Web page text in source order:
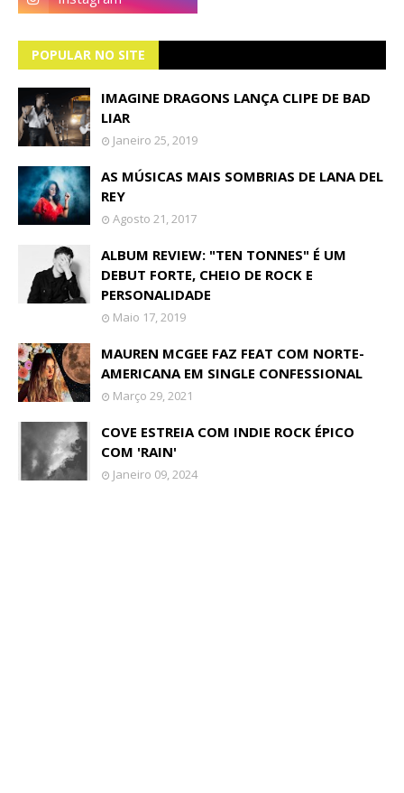
POPULAR NO SITE
IMAGINE DRAGONS LANÇA CLIPE DE BAD
LIAR
Janeiro 25, 2019
AS MÚSICAS MAIS SOMBRIAS DE LANA DEL
REY
Agosto 21, 2017
ALBUM REVIEW: "TEN TONNES" É UM
DEBUT FORTE, CHEIO DE ROCK E
PERSONALIDADE
Maio 17, 2019
MAUREN MCGEE FAZ FEAT COM NORTE-
AMERICANA EM SINGLE CONFESSIONAL
Março 29, 2021
COVE ESTREIA COM INDIE ROCK ÉPICO
COM 'RAIN'
Janeiro 09, 2024